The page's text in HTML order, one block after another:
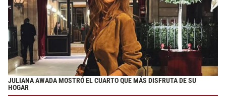
JULIANA AWADA MOSTRÓ EL CUARTO QUE MÁS DISFRUTA DE SU
HOGAR